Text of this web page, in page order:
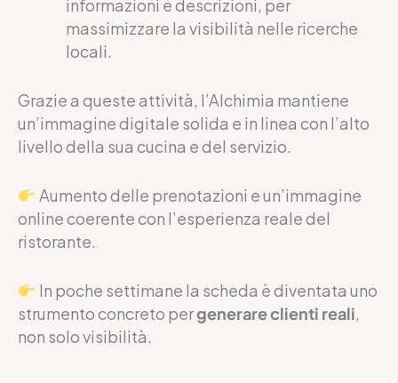
informazioni e descrizioni, per
massimizzare la visibilità nelle ricerche
locali.
Grazie a queste attività, l’Alchimia mantiene
un’immagine digitale solida e in linea con l’alto
livello della sua cucina e del servizio.
Aumento delle prenotazioni e un’immagine
online coerente con l’esperienza reale del
ristorante.
In poche settimane la scheda è diventata uno
strumento concreto pergenerare clienti reali,
non solo visibilità.